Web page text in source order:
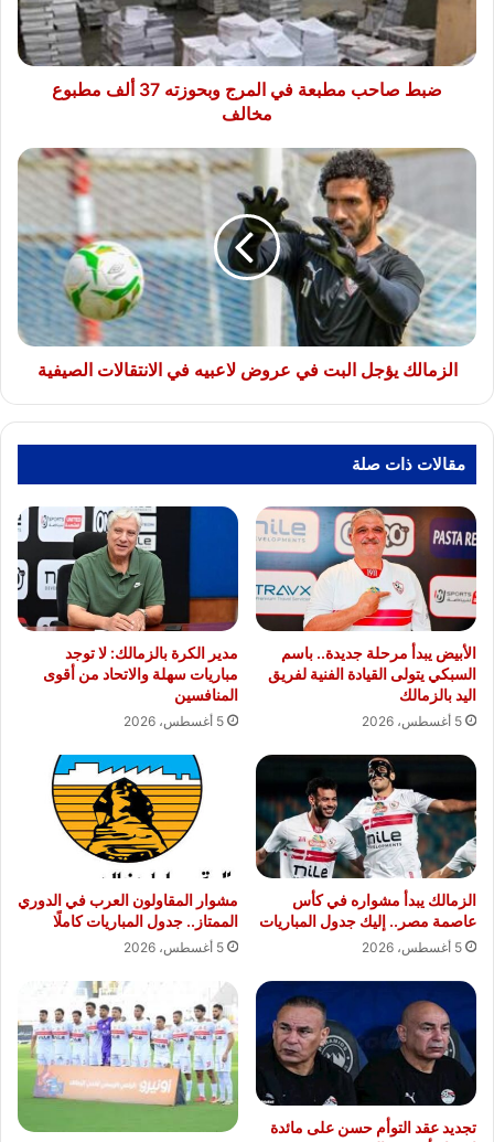
مطبوع
مخالف
ضبط صاحب مطبعة في المرج وبحوزته 37 ألف مطبوع
مخالف
الزمالك
عروض
لاعبيه
في
الانتقالات
الصيفية
الزمالك يؤجل البت في عروض لاعبيه في الانتقالات الصيفية
مقالات ذات صلة
الأبيض يبدأ مرحلة جديدة.. باسم
السبكي يتولى القيادة الفنية لفريق
اليد بالزمالك
5 أغسطس، 2026
مدير الكرة بالزمالك: لا توجد
مباريات سهلة والاتحاد من أقوى
المنافسين
5 أغسطس، 2026
الزمالك يبدأ مشواره في كأس
عاصمة مصر.. إليك جدول المباريات
5 أغسطس، 2026
مشوار المقاولون العرب في الدوري
الممتاز.. جدول المباريات كاملًا
5 أغسطس، 2026
تجديد عقد التوأم حسن على مائدة